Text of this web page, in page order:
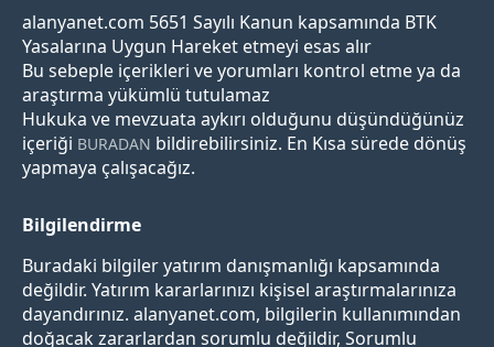
alanyanet.com 5651 Sayılı Kanun kapsamında BTK
Yasalarına Uygun Hareket etmeyi esas alır
Bu sebeple içerikleri ve yorumları kontrol etme ya da
araştırma yükümlü tutulamaz
Hukuka ve mevzuata aykırı olduğunu düşündüğünüz
içeriği BURADAN bildirebilirsiniz. En Kısa sürede dönüş
yapmaya çalışacağız.
Bilgilendirme
Buradaki bilgiler yatırım danışmanlığı kapsamında
değildir. Yatırım kararlarınızı kişisel araştırmalarınıza
dayandırınız. alanyanet.com, bilgilerin kullanımından
doğacak zararlardan sorumlu değildir, Sorumlu